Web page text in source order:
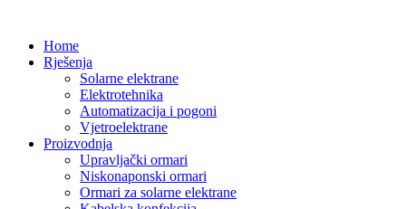
Home
Rješenja
Solarne elektrane
Elektrotehnika
Automatizacija i pogoni
Vjetroelektrane
Proizvodnja
Upravljački ormari
Niskonaponski ormari
Ormari za solarne elektrane